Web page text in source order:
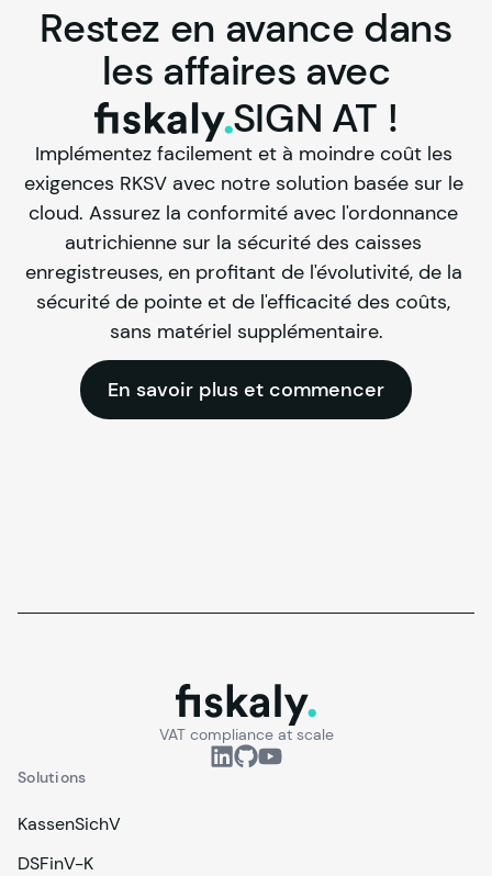
Restez en avance dans
les affaires avec
fiskaly. SIGN AT !
Implémentez facilement et à moindre coût les
exigences RKSV avec notre solution basée sur le
cloud. Assurez la conformité avec l'ordonnance
autrichienne sur la sécurité des caisses
enregistreuses, en profitant de l'évolutivité, de la
sécurité de pointe et de l'efficacité des coûts,
sans matériel supplémentaire.
En savoir plus et commencer
fiskaly.
VAT compliance at scale
Solutions
KassenSichV
DSFinV-K